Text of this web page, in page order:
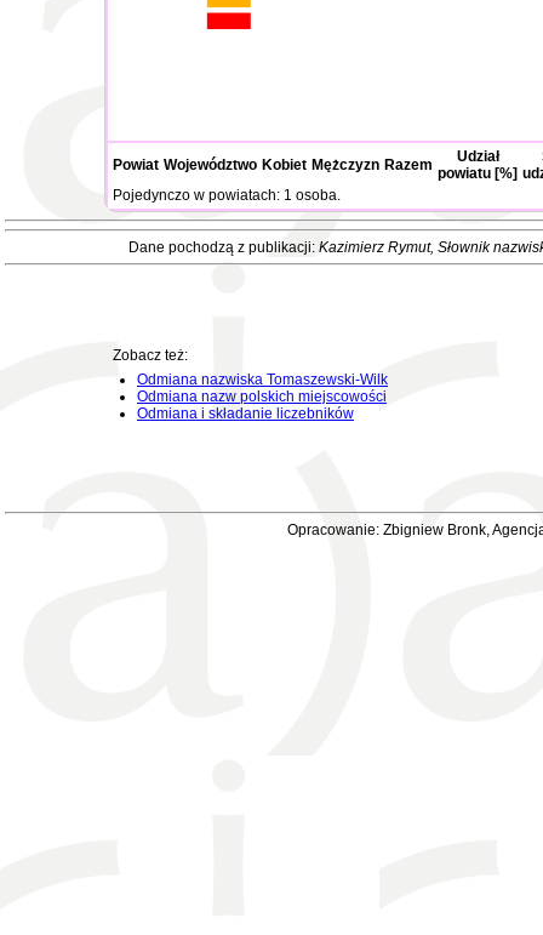
Powiat Województwo Kobiet Mężczyzn Razem
Udział
powiatu [%]
Pojedynczo w powiatach: 1 osoba.
Dane pochodzą z publikacji: Kazimierz Rymut, Słownik
Zobacz też:
Odmiana nazwiska Tomaszewski-Wilk
Odmiana nazw polskich miejscowości
Odmiana i składanie liczebników
Opracowanie: Zbigniew Bronk,